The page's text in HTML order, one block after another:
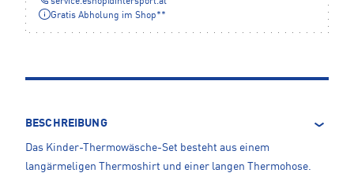
Gratis Abholung im Shop**
BESCHREIBUNG
Das Kinder-Thermowäsche-Set besteht aus einem
langärmeligen Thermoshirt und einer langen Thermohose.